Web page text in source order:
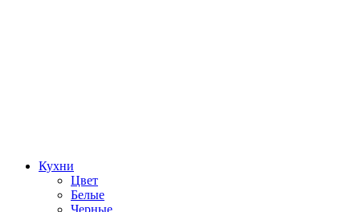
Кухни
Цвет
Белые
Черные